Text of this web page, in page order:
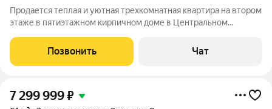
Продается теплая и уютная трехкомнатная квартира на втором
этаже в пятиэтажном кирпичном доме в Центральном
52, корпус 3 (пересечение ул. Уральская- ул. Кондукторская)
напротив школы 146.
Позвонить Чат
7 299 999₽